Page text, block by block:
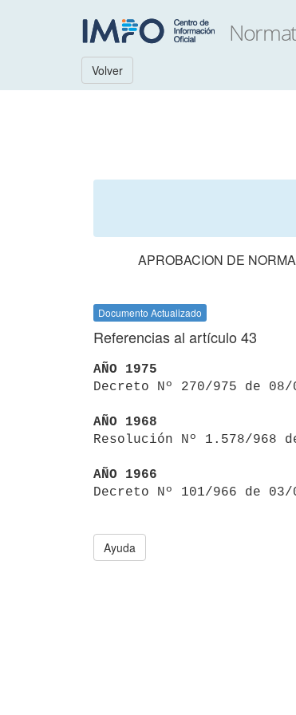
Volver
APROBACION DE
Documento Actualizado
Referencias al artículo 43
AÑO 1975
Decreto Nº 270/975 de
AÑO 1968
Resolución Nº 1.578/968
AÑO 1966
Decreto Nº 101/966 de
Ayuda